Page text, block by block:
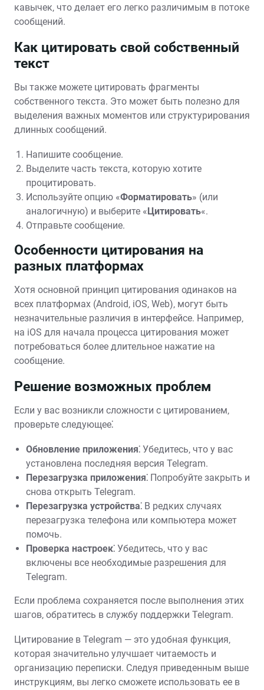
кавычек‚ что делает его легко различимым в потоке
сообщений.
Как цитировать свой собственный
текст
Вы также можете цитировать фрагменты
собственного текста. Это может быть полезно для
выделения важных моментов или структурирования
длинных сообщений.
Напишите сообщение.
Выделите часть текста‚ которую хотите
процитировать.
Используйте опцию «Форматировать» (или
аналогичную) и выберите «Цитировать«.
Отправьте сообщение.
Особенности цитирования на
разных платформах
Хотя основной принцип цитирования одинаков на
всех платформах (Android‚ iOS‚ Web)‚ могут быть
незначительные различия в интерфейсе. Например‚
на iOS для начала процесса цитирования может
потребоваться более длительное нажатие на
сообщение.
Решение возможных проблем
Если у вас возникли сложности с цитированием‚
проверьте следующее⁚
Обновление приложения⁚ Убедитесь‚ что у вас
установлена последняя версия Telegram.
Перезагрузка приложения⁚ Попробуйте закрыть и
снова открыть Telegram.
Перезагрузка устройства⁚ В редких случаях
перезагрузка телефона или компьютера может
помочь.
Проверка настроек⁚ Убедитесь‚ что у вас
включены все необходимые разрешения для
Telegram.
Если проблема сохраняется после выполнения этих
шагов‚ обратитесь в службу поддержки Telegram.
Цитирование в Telegram — это удобная функция‚
которая значительно улучшает читаемость и
организацию переписки. Следуя приведенным выше
инструкциям‚ вы легко сможете использовать ее в